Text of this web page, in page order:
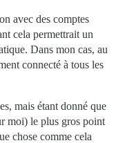
avec des comptes
cela permettrait un
Dans mon cas, au
connecté à tous les
mais étant donné que
moi) le plus gros point
chose comme cela